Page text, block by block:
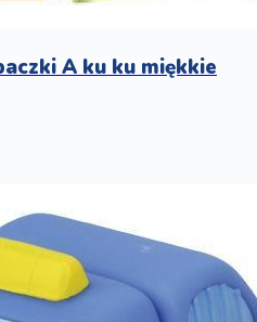
A ku ku miękkie